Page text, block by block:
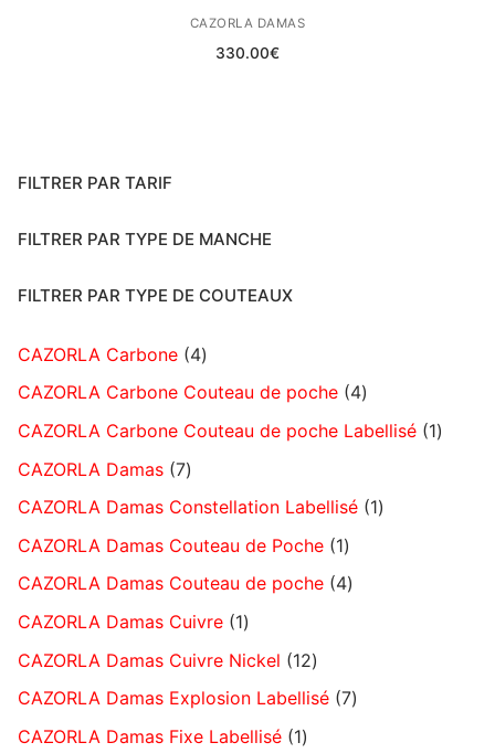
CAZORLA DAMAS
330.00€
FILTRER PAR TARIF
FILTRER PAR TYPE DE MANCHE
FILTRER PAR TYPE DE COUTEAUX
CAZORLA Carbone 4
CAZORLA Carbone Couteau de poche 4
CAZORLA Carbone Couteau de poche Labellisé 1
CAZORLA Damas 7
CAZORLA Damas Constellation Labellisé 1
CAZORLA Damas Couteau de Poche 1
CAZORLA Damas Couteau de poche 4
CAZORLA Damas Cuivre 1
CAZORLA Damas Cuivre Nickel
12
CAZORLA Damas Explosion Labellisé 7
CAZORLA Damas Fixe Labellisé 1